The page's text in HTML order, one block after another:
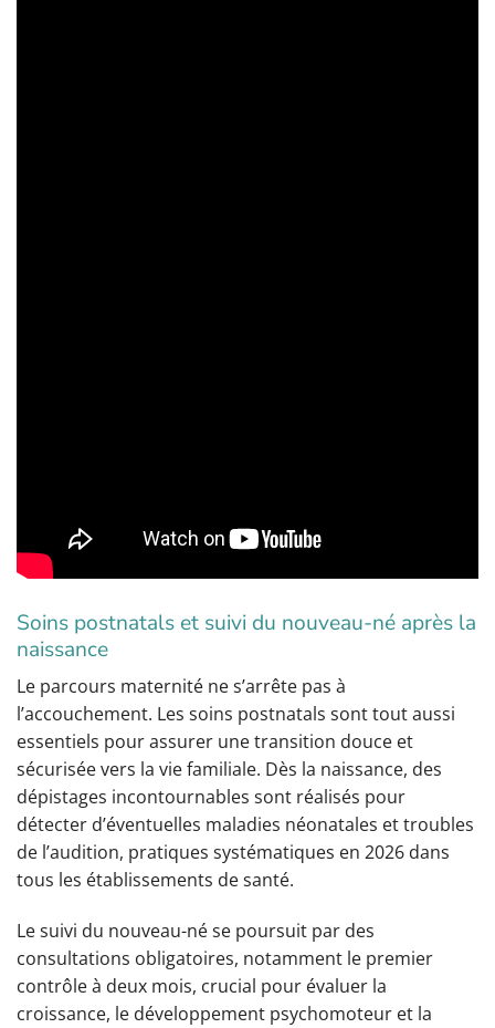
Soins postnatals et suivi du nouveau-né après la
naissance
Le parcours maternité ne s’arrête pas à
l’accouchement. Les soins postnatals sont tout aussi
essentiels pour assurer une transition douce et
sécurisée vers la vie familiale. Dès la naissance, des
dépistages incontournables sont réalisés pour
détecter d’éventuelles maladies néonatales et troubles
de l’audition, pratiques systématiques en 2026 dans
tous les établissements de santé.
Le suivi du nouveau-né se poursuit par des
consultations obligatoires, notamment le premier
contrôle à deux mois, crucial pour évaluer la
croissance, le développement psychomoteur et la